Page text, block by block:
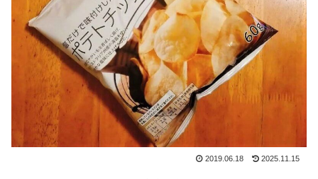
2019.06.18 2025.11.15